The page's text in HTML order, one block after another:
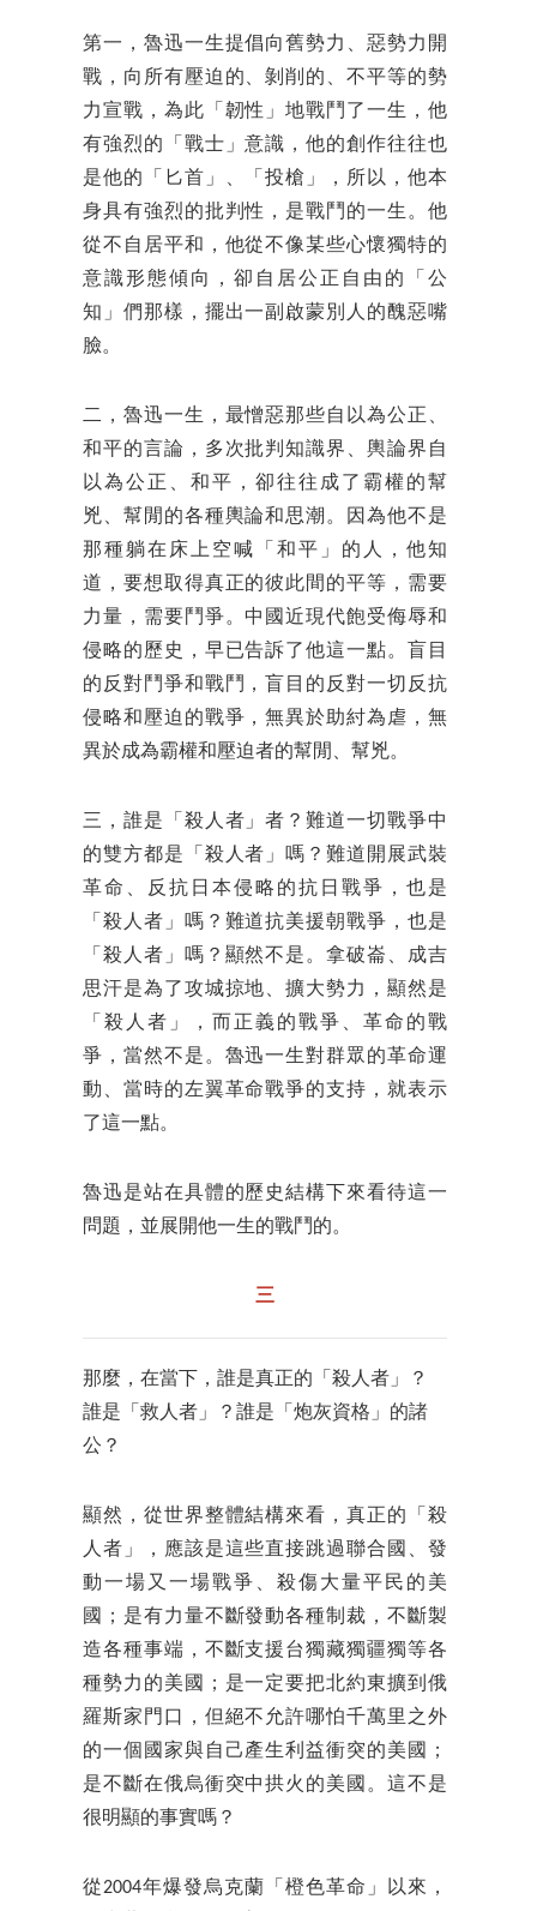
第一，魯迅一生提倡向舊勢力、惡勢力開
戰，向所有壓迫的、剝削的、不平等的勢
力宣戰，為此「韌性」地戰鬥了一生，他
有強烈的「戰士」意識，他的創作往往也
是他的「匕首」、「投槍」，所以，他本
身具有強烈的批判性，是戰鬥的一生。他
從不自居平和，他從不像某些心懷獨特的
意識形態傾向，卻自居公正自由的「公
知」們那樣，擺出一副啟蒙別人的醜惡嘴
臉。
二，魯迅一生，最憎惡那些自以為公正、
和平的言論，多次批判知識界、輿論界自
以為公正、和平，卻往往成了霸權的幫
兇、幫閒的各種輿論和思潮。因為他不是
那種躺在床上空喊「和平」的人，他知
道，要想取得真正的彼此間的平等，需要
力量，需要鬥爭。中國近現代飽受侮辱和
侵略的歷史，早已告訴了他這一點。盲目
的反對鬥爭和戰鬥，盲目的反對一切反抗
侵略和壓迫的戰爭，無異於助紂為虐，無
異於成為霸權和壓迫者的幫閒、幫兇。
三，誰是「殺人者」者？難道一切戰爭中
的雙方都是「殺人者」嗎？難道開展武裝
革命、反抗日本侵略的抗日戰爭，也是
「殺人者」嗎？難道抗美援朝戰爭，也是
「殺人者」嗎？顯然不是。拿破崙、成吉
思汗是為了攻城掠地、擴大勢力，顯然是
「殺人者」，而正義的戰爭、革命的戰
爭，當然不是。魯迅一生對群眾的革命運
動、當時的左翼革命戰爭的支持，就表示
了這一點。
魯迅是站在具體的歷史結構下來看待這一
問題，並展開他一生的戰鬥的。
三
那麼，在當下，誰是真正的「殺人者」？
誰是「救人者」？誰是「炮灰資格」的諸
公？
顯然，從世界整體結構來看，真正的「殺
人者」，應該是這些直接跳過聯合國、發
動一場又一場戰爭、殺傷大量平民的美
國；是有力量不斷發動各種制裁，不斷製
造各種事端，不斷支援台獨藏獨疆獨等各
種勢力的美國；是一定要把北約東擴到俄
羅斯家門口，但絕不允許哪怕千萬里之外
的一個國家與自己產生利益衝突的美國；
是不斷在俄烏衝突中拱火的美國。這不是
很明顯的事實嗎？
從2004年爆發烏克蘭「橙色革命」以來，